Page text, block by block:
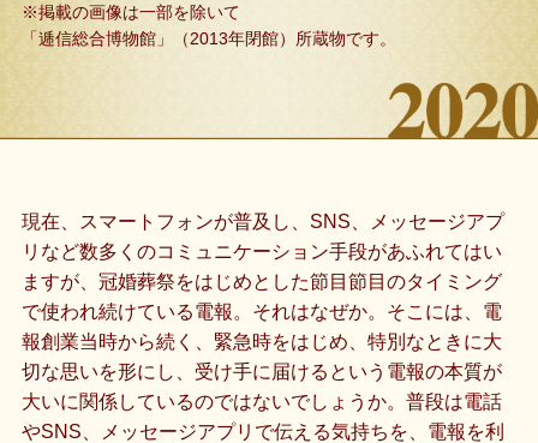
※掲載の画像は一部を除いて
「逓信総合博物館」（2013年閉館）所蔵物です。
現在、スマートフォンが普及し、SNS、メッセージアプ
リなど数多くのコミュニケーション手段があふれてはい
ますが、冠婚葬祭をはじめとした節目節目のタイミング
で使われ続けている電報。それはなぜか。そこには、電
報創業当時から続く、緊急時をはじめ、特別なときに大
切な思いを形にし、受け手に届けるという電報の本質が
大いに関係しているのではないでしょうか。普段は電話
やSNS、メッセージアプリで伝える気持ちを、電報を利